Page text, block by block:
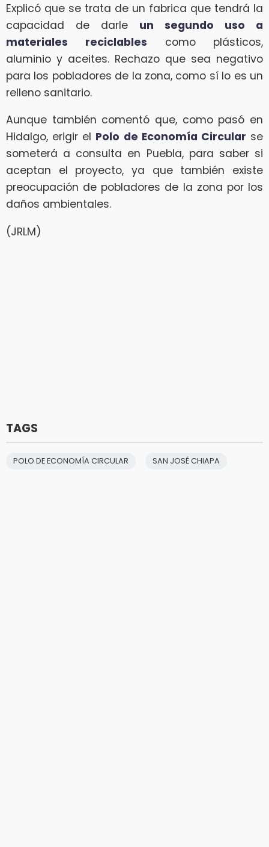
Explicó que se trata de un fabrica que tendrá la
capacidad de darle un segundo uso a
materiales
reciclables como plásticos,
aluminio y aceites. Rechazo que sea negativo
para los pobladores de la zona, como sí lo es un
relleno sanitario.
Aunque también comentó que, como pasó en
Hidalgo, erigir el Polo de Economía Circular se
someterá a consulta en Puebla, para saber si
aceptan el proyecto, ya que también existe
preocupación de pobladores de la zona por los
daños ambientales.
(JRLM)
TAGS
POLO DE ECONOMÍA CIRCULAR SAN JOSÉ CHIAPA